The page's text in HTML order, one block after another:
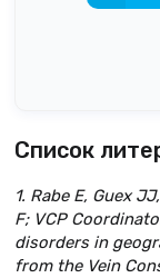
Список
1. Rabe E, Guex
F; VCP
disorders in
from the Vein